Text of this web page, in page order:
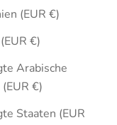
(EUR €)
€)
Arabische
€)
Staaten (EUR